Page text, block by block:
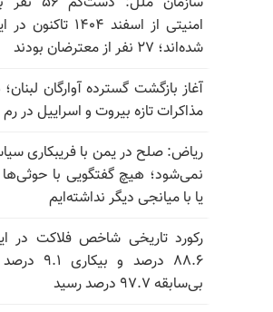
امنیتی از اسفند ۱۴۰۴
شده‌اند؛ ۲۷ نفر از معترضان بودند
آغاز بازگشت گسترده آوارگان
مذاکرات تازه بیروت و اسراییل در رم
ریاض: صلح در یمن با فریبکاری
نمی‌شود؛ هیچ گفتگویی با
یا با میانجی دیگر نداشته‌ایم
رکورد تاریخی شاخص فلاکت در
۸۸.۶ درصد و
بی‌سابقه ۹۷.۷ درصد رسید